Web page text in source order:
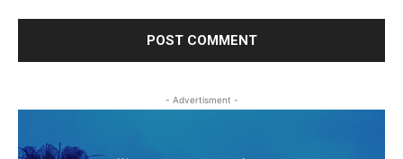
- Advertisment -